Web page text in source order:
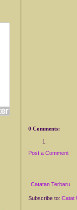
0 Comments:
Post a Comment
Catatan Terbaru
Subscribe to: Catat